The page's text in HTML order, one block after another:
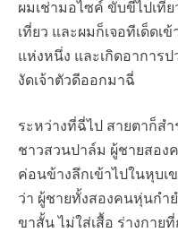
ผมเช่ามอไซค์ ขับขี่ไปเที่
เที่ยว และผมก็เจอทีเด็ดเ
แห่งหนึ่ง และเกิดอาการ
งัดเจ้าตัวดีออกมาฉี่
ระหว่างที่ฉี่ไป สายตาก็ส
ชาวสวนปาล์ม ผู้ชายสอง
ค่อนข้างลึกเข้าไปในหุบเ
ว่า ผู้ชายทั้งสองคนหุ่นกำ
ขาสั้น ไม่ใส่เสื้อ ร่างกาย